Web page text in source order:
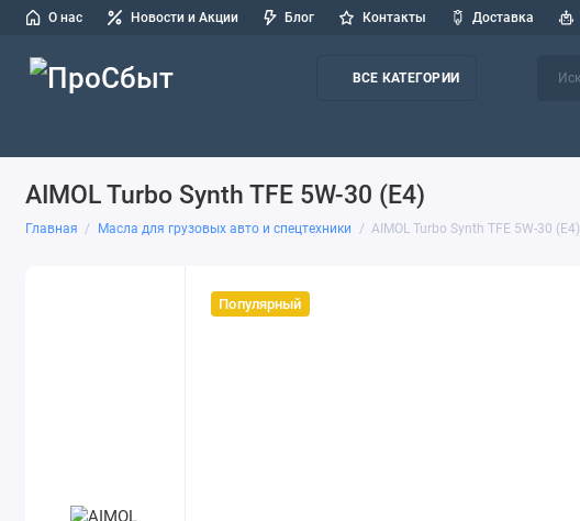
О нас Новости и Акции Блог Контакты Доставка
ВСЕ КАТЕГОРИИ
AIMOL Turbo Synth TFE 5W-30 (E4)
Главная Масла для грузовых авто и спецтехники AIMOL Turbo Synth TFE 5W-30 (E4)
Популярный